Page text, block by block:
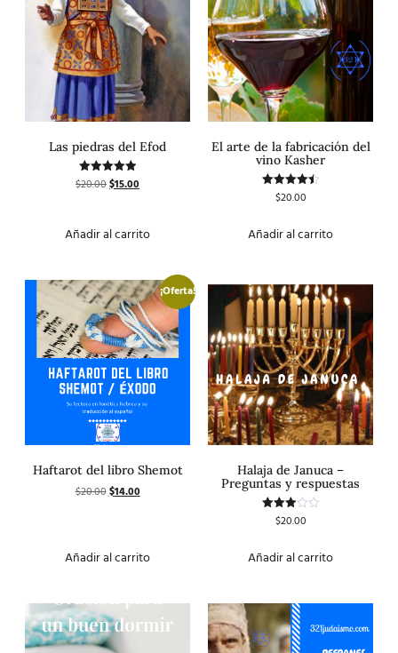
Las piedras del Efod
Valorado
con
$20.00$15.00
Añadir al carrito
El arte de la fabricación del
vino Kasher
Valorado
$20.00
Añadir al carrito
¡Oferta!
Haftarot del libro Shemot
$20.00$14.00
Añadir al carrito
Halaja de Januca –
Preguntas y respuestas
Valorado
$20.00
Añadir al carrito